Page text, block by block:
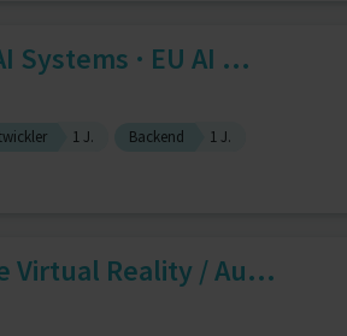
Systems · EU AI ...
1 J. Backend
1 J.
Virtual Reality / Au...